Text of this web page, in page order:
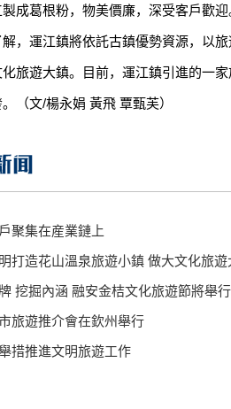
成葛根粉，物美價廉，深受客戶歡迎
運江鎮將依託古鎮優勢資源，以旅
旅遊大鎮。目前，運江鎮引進的一
（文/楊永娟 黃飛 覃甄芙）
聚集在産業鏈上
打造花山溫泉旅遊小鎮 做大文化旅遊
挖掘內涵 融安金桔文化旅遊節將舉行
旅遊推介會在欽州舉行
措推進文明旅遊工作